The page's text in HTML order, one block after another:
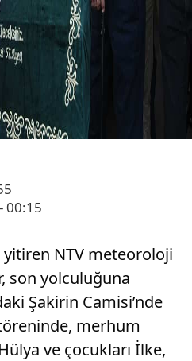
00:15
yitiren NTV meteoroloji
son yolculuğuna
Şakirin Camisi’nde
merhum
ve çocukları İlke,